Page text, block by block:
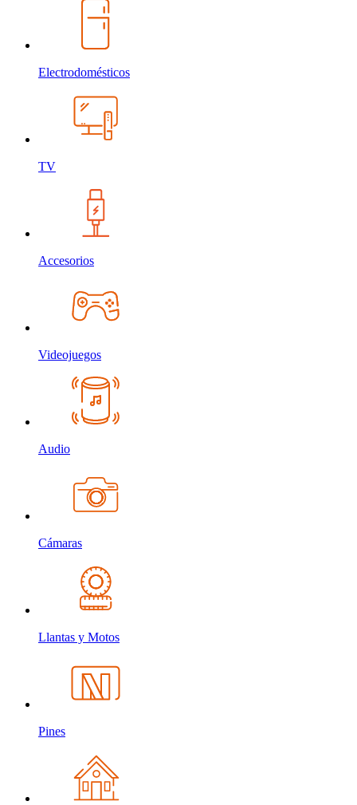
Electrodomésticos
TV
Accesorios
Videojuegos
Audio
Cámaras
Llantas y Motos
Pines